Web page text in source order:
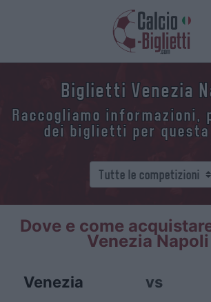
Biglietti Venezia
Raccogliamo informazioni,
dei biglietti per
Dove e come
Venezia Napoli
Venezia vs